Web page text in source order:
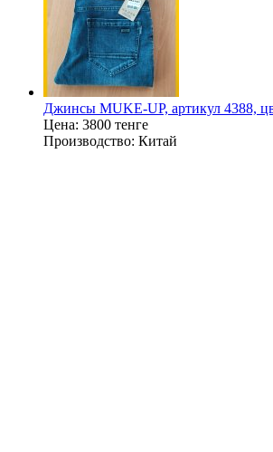
Джинсы MUKE-UP, артикул 4388,
Цена: 3800 тенге
Производство: Китай